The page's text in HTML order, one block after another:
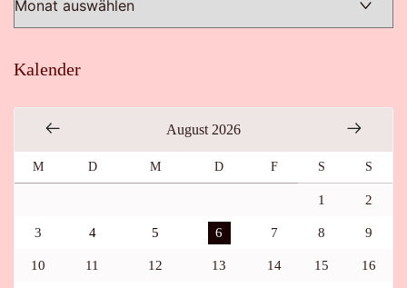
Kalender
August 2026
M D M D F S S
1 2
3 4 5 6 7 8 9
10 11 12 13 14 15 16